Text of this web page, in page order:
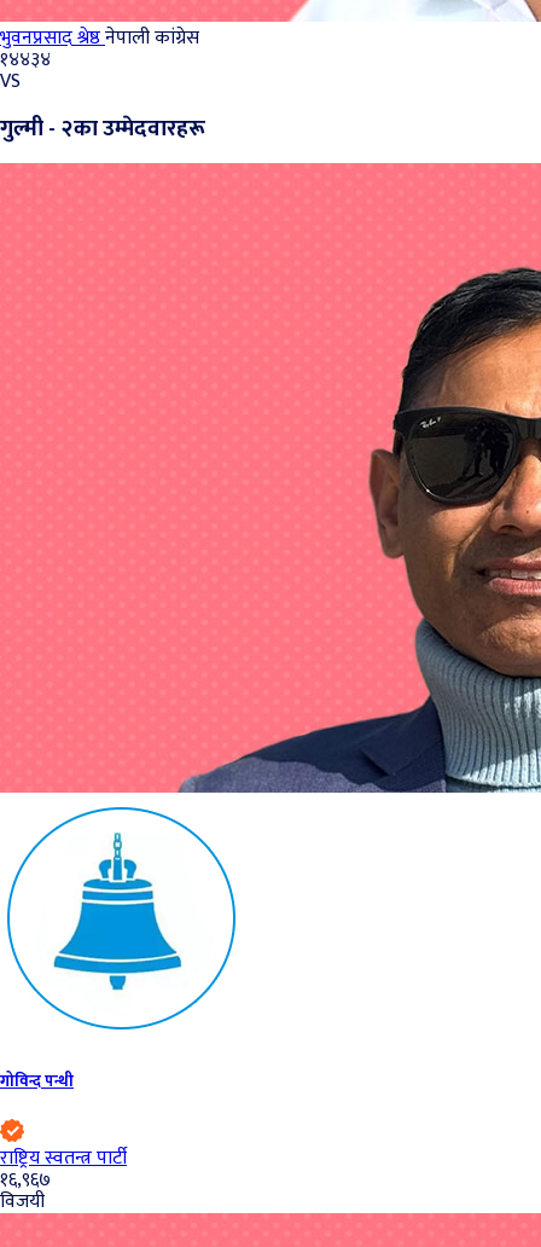
भुवनप्रसाद श्रेष्ठनेपाली कांग्रेस
१४४३४
VS
गुल्मी - २का उम्मेदवारहरू
गोविन्द पन्थी
राष्ट्रिय स्वतन्त्र पार्टी
१६,९६७
विजयी